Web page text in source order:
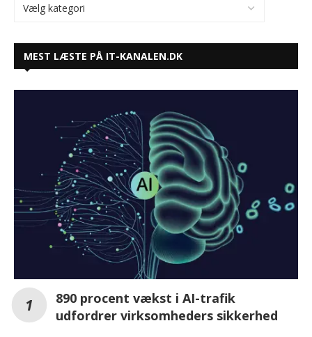
MEST LÆSTE PÅ IT-KANALEN.DK
890 procent vækst i AI-trafik
udfordrer virksomheders sikkerhed